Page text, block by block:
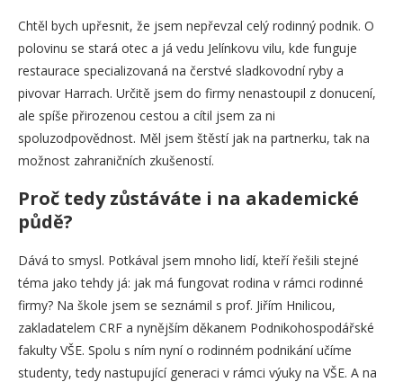
Chtěl bych upřesnit, že jsem nepřevzal celý rodinný podnik. O
polovinu se stará otec a já vedu Jelínkovu vilu, kde funguje
restaurace specializovaná na čerstvé sladkovodní ryby a
pivovar Harrach. Určitě jsem do firmy nenastoupil z donucení,
ale spíše přirozenou cestou a cítil jsem za ni
spoluzodpovědnost. Měl jsem štěstí jak na partnerku, tak na
možnost zahraničních zkušeností.
Proč tedy zůstáváte i na akademické
půdě?
Dává to smysl. Potkával jsem mnoho lidí, kteří řešili stejné
téma jako tehdy já: jak má fungovat rodina v rámci rodinné
firmy? Na škole jsem se seznámil s prof. Jiřím Hnilicou,
zakladatelem CRF a nynějším děkanem Podnikohospodářské
fakulty VŠE. Spolu s ním nyní o rodinném podnikání učíme
studenty, tedy nastupující generaci v rámci výuky na VŠE. A na